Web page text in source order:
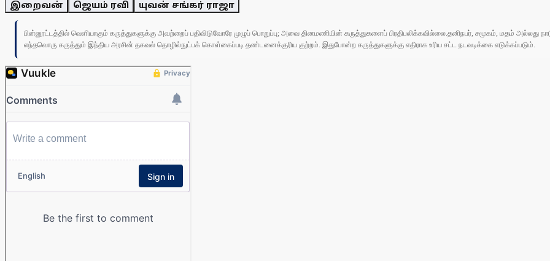
இறைவன் ஜெயம் ரவி யுவன் சங்கர் ராஜா
பின்னூட்டத்தில் வெளியாகும் கருத்துகளுக்கு அவற்றைப் பதிவிடுவோரே முழுப் பொறுப்பு; அவை தினமணியின் கருத்துகளைப் பிரதிபலிக்கவில்லை.தனிநபர், சமூகம், மதம் அல்லது
எந்தவொரு கருத்தும் இந்திய அரசின் தகவல் தொழில்நுட்பக் கொள்கைப்படி தண்டனைக்குரிய குற்றம். இதுபோன்ற கருத்துகளுக்கு எதிராக உரிய சட்ட நடவடிக்கை எடுக்கப்படும்.